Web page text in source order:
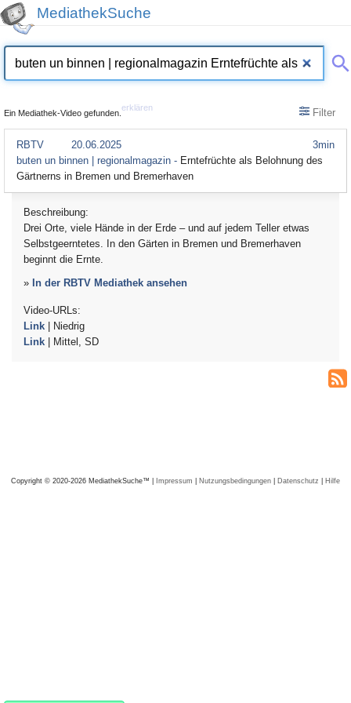
MediathekSuche
Ein Mediathek-Video gefunden.
erklären Filter
3min
RBTV
20.06.2025
buten un binnen | regionalmagazin - Erntefrüchte als Belohnung des
Gärtnerns in Bremen und Bremerhaven
Beschreibung:
Drei Orte, viele Hände in der Erde – und auf jedem Teller etwas
Selbstgeerntetes. In den Gärten in Bremen und Bremerhaven
beginnt die Ernte.
» In der RBTV Mediathek ansehen
Video-URLs:
Link | Niedrig
Link | Mittel, SD
Copyright © 2020-2026 MediathekSuche™ | Impressum | Nutzungsbedingungen | Datenschutz | Hilfe